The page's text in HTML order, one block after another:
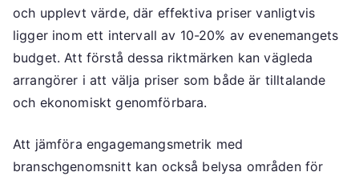
och upplevt värde, där effektiva priser vanligtvis
ligger inom ett intervall av 10-20% av evenemangets
budget. Att förstå dessa riktmärken kan vägleda
arrangörer i att välja priser som både är tilltalande
och ekonomiskt genomförbara.
Att jämföra engagemangsmetrik med
branschgenomsnitt kan också belysa områden för